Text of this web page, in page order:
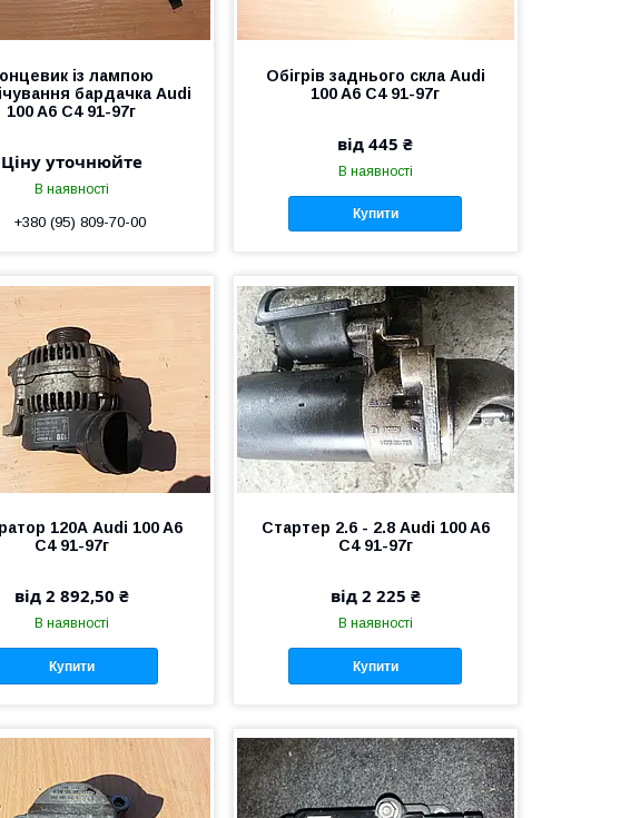
із лампою
бардачка Audi
100 A6 C4 91-97г
Ціну уточнюйте
В наявності
+380 (95) 809-70-00
Обігрів заднього скла Audi
100 A6 C4 91-97г
від 445 ₴
В наявності
Купити
120А Audi 100 A6
C4 91-97г
від 2 892,50 ₴
В наявності
Купити
Стартер 2.6 - 2.8 Audi 100 A6
C4 91-97г
від 2 225 ₴
В наявності
Купити